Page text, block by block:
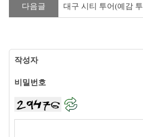
다음글 대구 시티 투어(예감
작성자
비밀번호